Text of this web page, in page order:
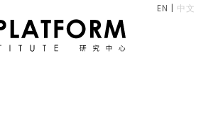
EN | 中文